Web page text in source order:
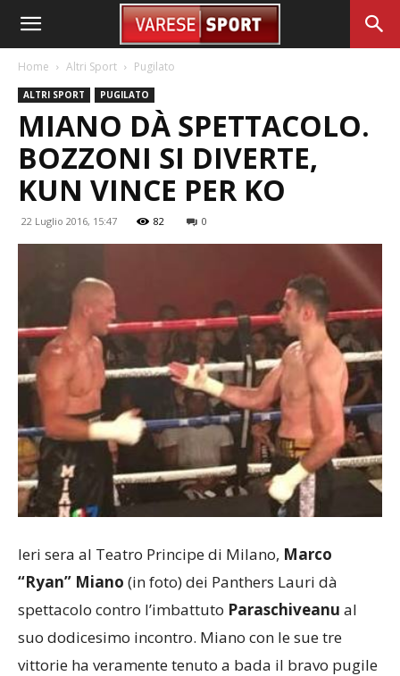
Home Altri Sport Pugilato
ALTRI SPORT PUGILATO
MIANO DÀ SPETTACOLO.
BOZZONI SI DIVERTE,
KUN VINCE PER KO
22 Luglio 2016, 15:47 82 0
Ieri sera al Teatro Principe di Milano, Marco
“Ryan” Miano (in foto) dei Panthers Lauri dà
spettacolo contro l’imbattuto Paraschiveanu al
suo dodicesimo incontro. Miano con le sue tre
vittorie ha veramente tenuto a bada il bravo pugile